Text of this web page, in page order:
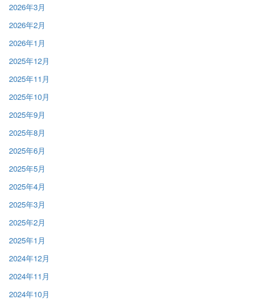
2026年3月
2026年2月
2026年1月
2025年12月
2025年11月
2025年10月
2025年9月
2025年8月
2025年6月
2025年5月
2025年4月
2025年3月
2025年2月
2025年1月
2024年12月
2024年11月
2024年10月